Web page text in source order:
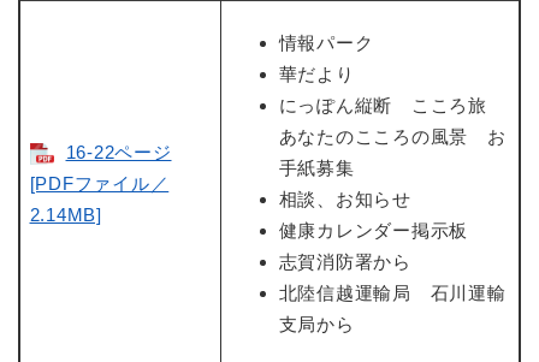
16-22ページ
[PDFファイル／
2.14MB]
情報パーク
華だより
にっぽん縦断 こころ旅
あなたのこころの風景 お
手紙募集
相談、お知らせ
健康カレンダー掲示板
志賀消防署から
北陸信越運輸局 石川運輸
支局から